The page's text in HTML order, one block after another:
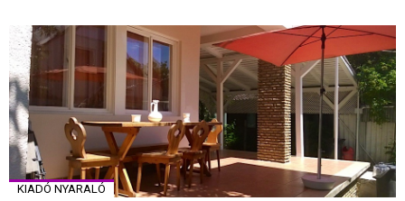
KIADÓ NYARALÓ